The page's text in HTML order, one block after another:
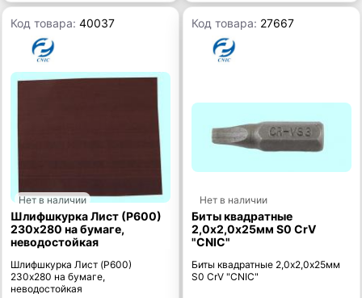
Код товара:40037
Нет в наличии
Шлифшкурка Лист (P600)
230х280 на бумаге,
неводостойкая
Шлифшкурка Лист (P600)
230х280 на бумаге,
неводостойкая
Код товара: 27667
Нет в наличии
Биты квадратные
2,0х2,0х25мм S0 CrV
"CNIC"
Биты квадратные 2,0х2,0х25мм
S0 CrV "CNIC"